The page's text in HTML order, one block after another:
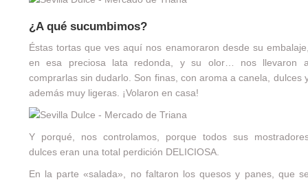
¿A qué sucumbimos?
Éstas tortas que ves aquí nos enamoraron desde su
en esa preciosa lata redonda, y su olor… nos llevaron
comprarlas sin dudarlo. Son finas, con aroma a canela, dulces
además muy ligeras. ¡Volaron en casa!
Y porqué, nos controlamos, porque todos sus
dulces eran una total perdición DELICIOSA.
En la parte «salada», no faltaron los quesos y panes, que